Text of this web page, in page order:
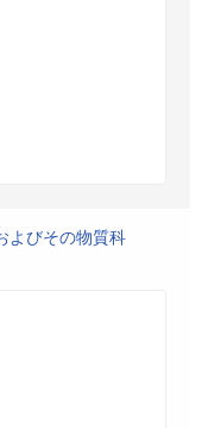
よびその物質科